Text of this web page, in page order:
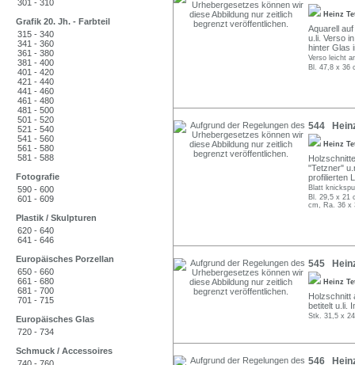
301 - 310
Grafik 20. Jh. - Farbteil
315 - 340
341 - 360
361 - 380
381 - 400
401 - 420
421 - 440
441 - 460
461 - 480
481 - 500
501 - 520
521 - 540
541 - 560
561 - 580
581 - 588
Fotografie
590 - 600
601 - 609
Plastik / Skulpturen
620 - 640
641 - 646
Europäisches Porzellan
650 - 660
661 - 680
681 - 700
701 - 715
Europäisches Glas
720 - 734
Schmuck / Accessoires
Heinz
Aquarell
u.li. Verso
hinter Glas
Verso leicht
Bl. 47,8 x 36
544
Heinz
"Tetzner"
profilierten
Blatt
Bl. 29,5 x 21
cm, Ra. 36 x
545
Heinz
Holzschnitt
betitelt u.li.
Stk. 31,5 x
546